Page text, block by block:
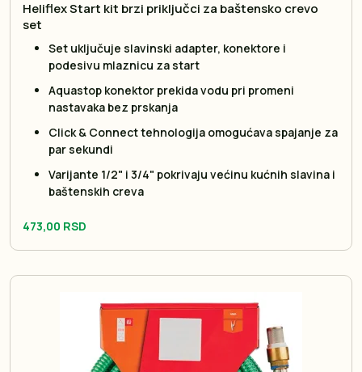
Heliflex Start kit brzi priključci za baštensko crevo
set
Set uključuje slavinski adapter, konektore i
podesivu mlaznicu za start
Aquastop konektor prekida vodu pri promeni
nastavaka bez prskanja
Click & Connect tehnologija omogućava spajanje za
par sekundi
Varijante 1/2" i 3/4" pokrivaju većinu kućnih slavina i
baštenskih creva
473,00 RSD